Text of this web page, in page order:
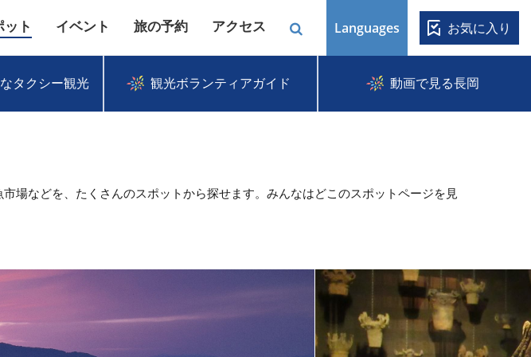
ット イベント 旅の予約 アクセス Languages お気に入り
タクシー観光 観光ボランティアガイド 動画で見る長岡
場などを、たくさんのスポットから探せます。みんなはどこのスポットページを見